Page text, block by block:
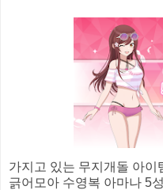
가지고 있는 무지개돌 아
긁어모아 수영복 아마나 5